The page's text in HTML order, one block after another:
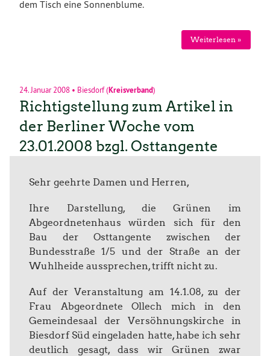
dem Tisch eine Sonnenblume.
Weiterlesen »
24. Januar 2008 • Biesdorf(Kreisverband)
Richtigstellung zum Artikel in
der Berliner Woche vom
23.01.2008 bzgl. Osttangente
Sehr geehrte Damen und Herren,
Ihre Darstellung, die Grünen im
Abgeordnetenhaus würden sich für den
Bau der Osttangente zwischen der
Bundesstraße 1/5 und der Straße an der
Wuhlheide aussprechen, trifft nicht zu.
Auf der Veranstaltung am 14.1.08, zu der
Frau Abgeordnete Ollech mich in den
Gemeindesaal der Versöhnungskirche in
Biesdorf Süd eingeladen hatte, habe ich sehr
deutlich gesagt, dass wir Grünen zwar